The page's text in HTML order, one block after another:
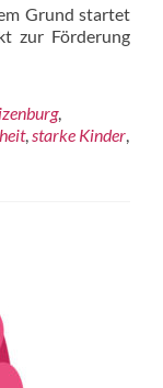
Grund startet
zur Förderung
,
,starke Kinder,